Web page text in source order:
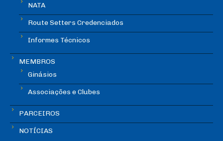
NATA
Route Setters Credenciados
Informes Técnicos
MEMBROS
Ginásios
Associações e Clubes
PARCEIROS
NOTÍCIAS